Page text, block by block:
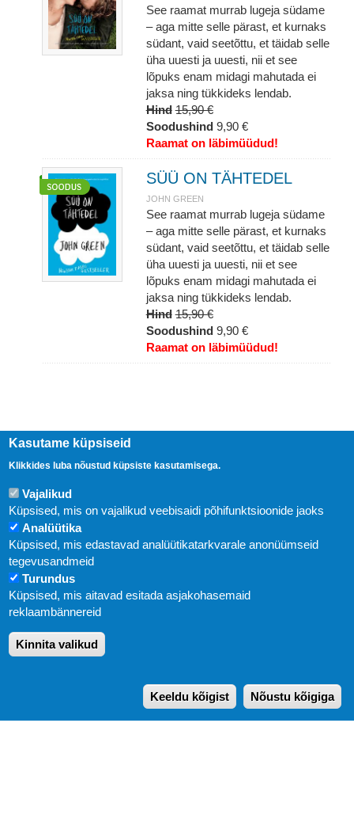
See raamat murrab lugeja südame
– aga mitte selle pärast, et kurnaks
südant, vaid seetõttu, et täidab selle
üha uuesti ja uuesti, nii et see
lõpuks enam midagi mahutada ei
jaksa ning tükkideks lendab.
Hind 15,90 €
Soodushind 9,90 €
Raamat on läbimüüdud!
SÜÜ ON TÄHTEDEL
JOHN GREEN
See raamat murrab lugeja südame
– aga mitte selle pärast, et kurnaks
südant, vaid seetõttu, et täidab selle
üha uuesti ja uuesti, nii et see
lõpuks enam midagi mahutada ei
jaksa ning tükkideks lendab.
Hind 15,90 €
Soodushind 9,90 €
Raamat on läbimüüdud!
Uudised
KIRJASTUS PEGASUS OÜ © 2020
Paldiski mnt. 29 (A korpus VI korrus), Tallinn
E-post:pegasus[at]pegasus.ee
Kasutame küpsiseid
Klikkides luba nõustud küpsiste kasutamisega.
Vajalikud
Küpsised, mis on vajalikud veebisaidi põhifunktsioonide jaoks
Analüütika
Küpsised, mis edastavad analüütikatarkvarale anonüümseid
tegevusandmeid
Turundus
Küpsised, mis aitavad esitada asjakohasemaid
reklaambännereid
Kinnita valikud
Keeldu kõigist Nõustu kõigiga